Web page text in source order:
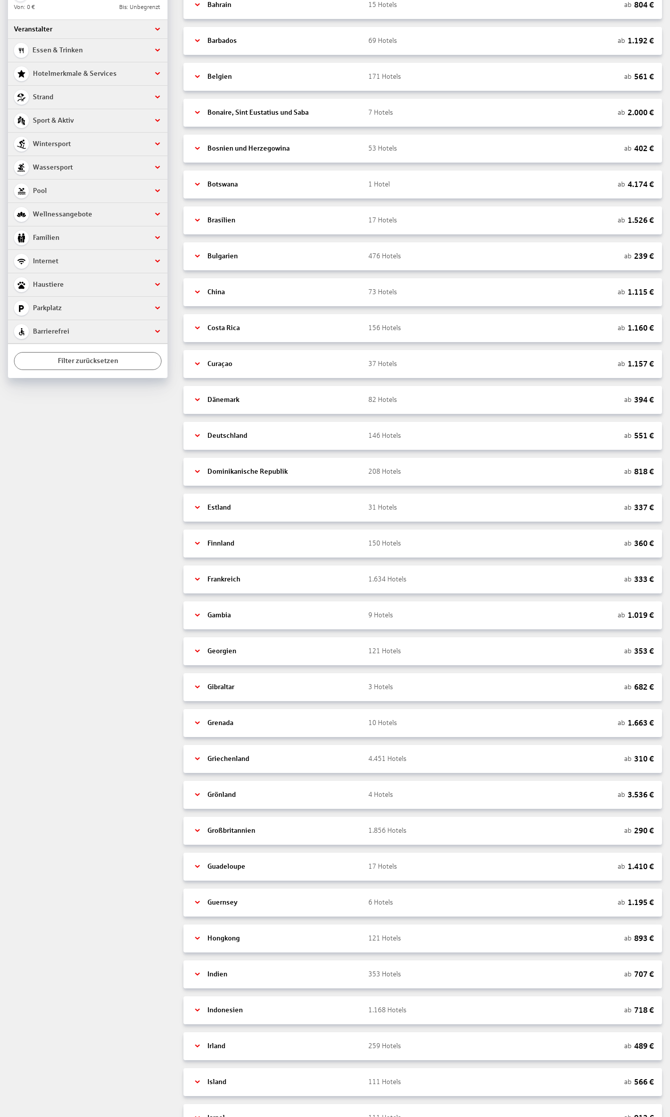
Von: 0 € Bis: Unbegrenzt
Veranstalter
Essen & Trinken
Hotelmerkmale & Services
Strand
Sport & Aktiv
Wintersport
Wassersport
Pool
Wellnessangebote
Familien
Internet
Haustiere
Parkplatz
Barrierefrei
Filter zurücksetzen
Bahrain 15 Hotels ab 804€
Barbados 69 Hotels ab 1.192 €
Belgien 171 Hotels ab 561 €
Bonaire, Sint Eustatius und Saba 7 Hotels ab 2.000€
Bosnien und Herzegowina 53 Hotels ab 402 €
Botswana 1 Hotel ab 4.174€
Brasilien 17 Hotels ab 1.526€
Bulgarien 476 Hotels ab 239€
China 73 Hotels ab 1.115 €
Costa Rica 156 Hotels ab 1.160€
Curaçao 37 Hotels ab 1.157 €
Dänemark 82 Hotels ab 394€
Deutschland 146 Hotels ab 551 €
Dominikanische Republik 208 Hotels ab 818€
Estland 31 Hotels ab 337 €
Finnland 150 Hotels ab 360€
Frankreich 1.634 Hotels ab 333 €
Gambia 9 Hotels ab 1.019€
Georgien 121 Hotels ab 353 €
Gibraltar 3 Hotels ab 682 €
Grenada 10 Hotels ab 1.663 €
Griechenland 4.451 Hotels ab 310€
Grönland 4 Hotels ab 3.536€
Großbritannien 1.856 Hotels ab 290€
Guadeloupe 17 Hotels ab 1.410€
Guernsey 6 Hotels ab 1.195 €
Hongkong 121 Hotels ab 893 €
Indien 353 Hotels ab 707 €
Indonesien 1.168 Hotels ab 718€
Irland 259 Hotels ab 489€
Island 111 Hotels ab 566€